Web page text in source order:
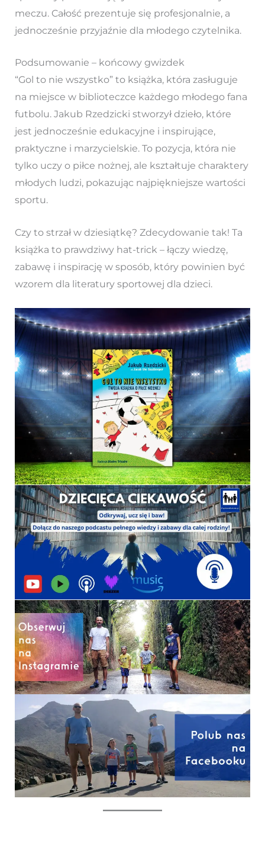
meczu. Całość prezentuje się profesjonalnie, a
jednocześnie przyjaźnie dla młodego czytelnika.
Podsumowanie – końcowy gwizdek
“Gol to nie wszystko” to książka, która zasługuje
na miejsce w biblioteczce każdego młodego fana
futbolu. Jakub Rzedzicki stworzył dzieło, które
jest jednocześnie edukacyjne i inspirujące,
praktyczne i marzycielskie. To pozycja, która nie
tylko uczy o piłce nożnej, ale kształtuje charaktery
młodych ludzi, pokazując najpiękniejsze wartości
sportu.
Czy to strzał w dziesiątkę? Zdecydowanie tak! Ta
książka to prawdziwy hat-trick – łączy wiedzę,
zabawę i inspirację w sposób, który powinien być
wzorem dla literatury sportowej dla dzieci.